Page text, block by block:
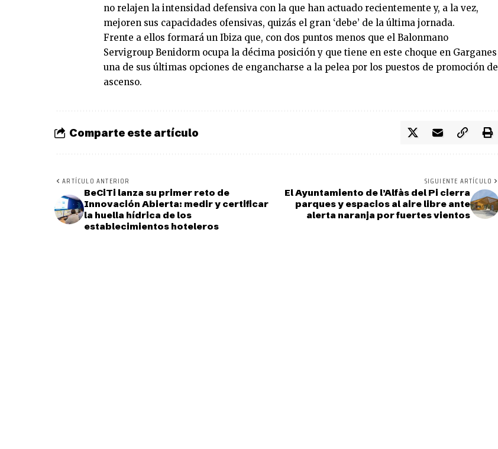
no relajen la intensidad defensiva con la que han actuado recientemente y, a la vez,
mejoren sus capacidades ofensivas, quizás el gran ‘debe’ de la última jornada.
Frente a ellos formará un Ibiza que, con dos puntos menos que el Balonmano
Servigroup Benidorm ocupa la décima posición y que tiene en este choque en Garganes
una de sus últimas opciones de engancharse a la pelea por los puestos de promoción de
ascenso.
Comparte este artículo
ARTÍCULO ANTERIOR
BeCiTi lanza su primer reto de
Innovación Abierta: medir y certificar
la huella hídrica de los
establecimientos hoteleros
SIGUIENTE ARTÍCULO
El Ayuntamiento de l’Alfàs del Pi cierra
parques y espacios al aire libre ante
alerta naranja por fuertes vientos